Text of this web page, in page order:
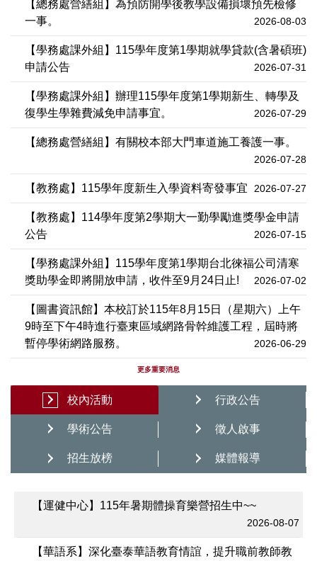
【總務處營繕組】為預防開學後教學設備損壞預先檢修
一事。
2026-08-03
【學務處課外組】115學年度第1學期就學貸款(含暑碩班)
申請公告
2026-07-31
【學務處課外組】辦理115學年度第1學期新生、轉學及
復學生學雜費減免申請事宜。
2026-07-29
【總務處營繕組】有關校本部大門車道施工養護一事。
2026-07-28
【教務處】115學年度新生入學資料寄發事宜 2026-07-27
【教務處】114學年度第2學期大一勤學勵進獎學金申請
公告
2026-07-15
【學務處課外組】115學年度第1學期台北徠福公司清寒
獎助學金即將開放申請，收件至9月24日止!
2026-07-02
【圖書資訊館】本校訂於115年8月15日（星期六）上午
9時至下午4時進行臺東區域網路骨幹維護工程，屆時將
暫停學術網路服務。
2026-06-29
更多重要消息
校內活動 行政公告
學術公告 徵人啟事
招生放榜 媒體報導
【運健中心】115年暑期體操育樂營招生中~~
2026-08-07
【華語系】深化臺泰華語教育情誼，提升職前教師教